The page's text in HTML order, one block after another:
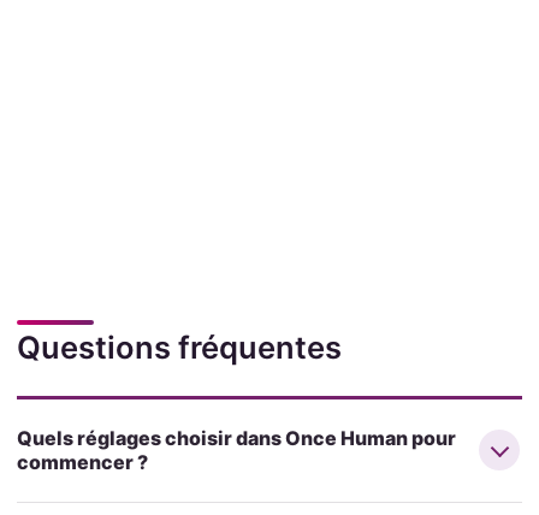
Questions fréquentes
Quels réglages choisir dans Once Human pour
commencer ?